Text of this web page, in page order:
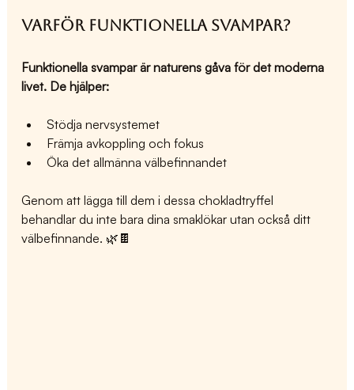
Varför funktionella svampar?
Funktionella svampar är naturens gåva för det moderna
livet. De hjälper:
Stödja nervsystemet
Främja avkoppling och fokus
Öka det allmänna välbefinnandet
Genom att lägga till dem i dessa chokladtryffel
behandlar du inte bara dina smaklökar utan också ditt
välbefinnande. 🌿🍫